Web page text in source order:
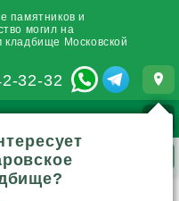
памятников и
могил на
кладбище Московской
32-32
ПОИСК
и обзоры